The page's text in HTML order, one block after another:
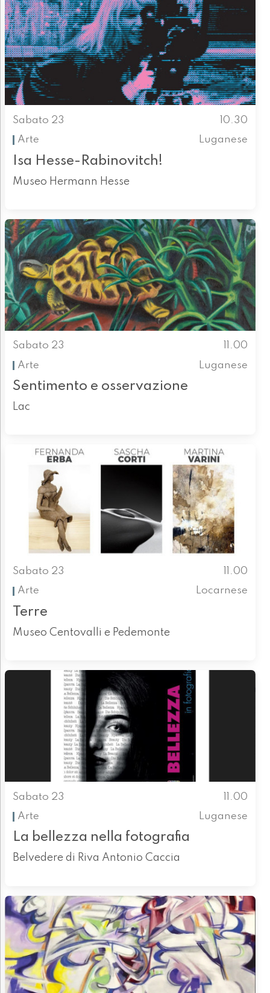
Sabato 23
10.30
Arte
Luganese
Isa Hesse-Rabinovitch!
Museo Hermann Hesse
Sabato 23
11.00
Arte
Luganese
Sentimento e osservazione
Lac
Sabato 23
11.00
Arte
Locarnese
Terre
Museo Centovalli e Pedemonte
Sabato 23
11.00
Arte
Luganese
La bellezza nella fotografia
Belvedere di Riva Antonio Caccia